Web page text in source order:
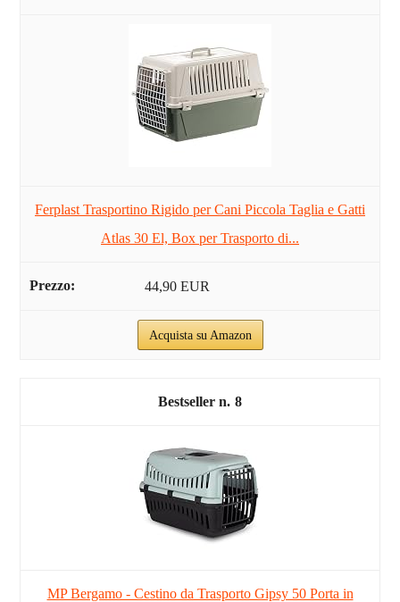
Ferplast Trasportino Rigido per Cani Piccola Taglia e Gatti
Atlas 30 El, Box per Trasporto di...
44,90 EUR
Acquista su Amazon
8
MP Bergamo - Cestino da Trasporto Gipsy 50 Porta in